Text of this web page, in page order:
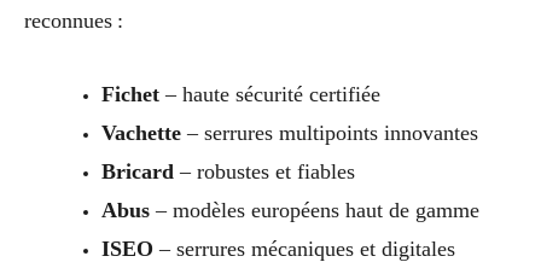
reconnues :
Fichet– haute sécurité certifiée
Vachette– serrures multipoints innovantes
Bricard – robustes et fiables
Abus– modèles européens haut de gamme
ISEO – serrures mécaniques et digitales